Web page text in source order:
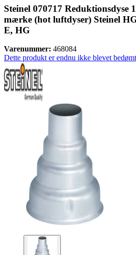
Steinel 070717 Reduktionsdyse
mærke (hot luftdyser) Steinel
E, HG
Varenummer: 468084
Dette produkt er endnu ikke blevet